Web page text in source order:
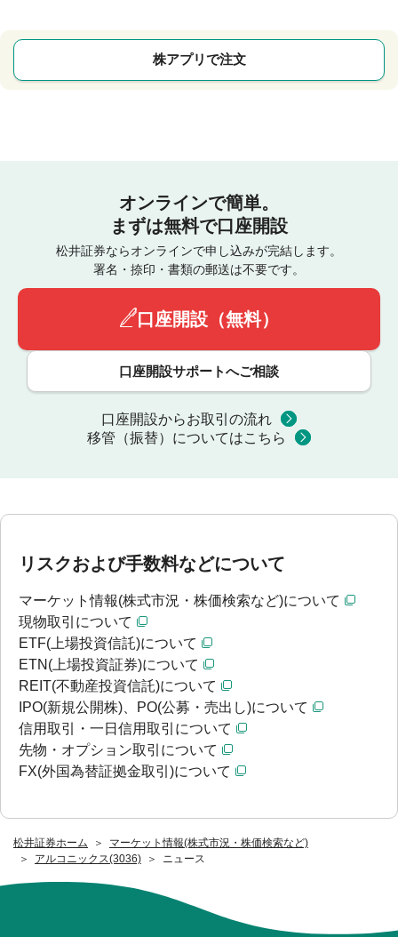
松井証券ホーム
マーケット情報(株式市況・株価検索など)
アルコニックス(3036)
ニュース
株アプリで注文
オンラインで簡単。
まずは無料で口座開設
松井証券ならオンラインで申し込みが完結します。
署名・捺印・書類の郵送は不要です。
口座開設（無料）
口座開設サポートへご相談
口座開設からお取引の流れ
移管（振替）についてはこちら
リスクおよび手数料などについて
マーケット情報(株式市況・株価検索など)について
現物取引について
ETF(上場投資信託)について
ETN(上場投資証券)について
REIT(不動産投資信託)について
IPO(新規公開株)、PO(公募・売出し)について
信用取引・一日信用取引について
先物・オプション取引について
FX(外国為替証拠金取引)について